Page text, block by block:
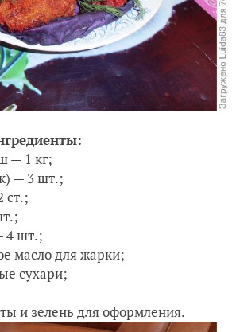
— 1 кг;
— 3 шт.;
ст.;
4 шт.;
масло для жарки;
сухари;
и зелень для оформления.